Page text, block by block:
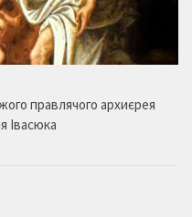
правлячого архиєрея
Івасюка